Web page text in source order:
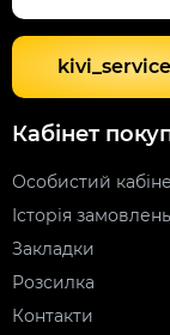
kivi_service
Кабінет
Особистий
Історія замовлень
Закладки
Розсилка
Контакти